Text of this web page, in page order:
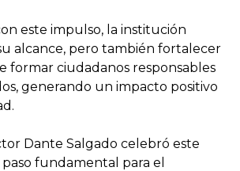
este impulso, la institución
alcance, pero también fortalecer
formar ciudadanos responsables
generando un impacto positivo
Dante Salgado celebró este
fundamental para el